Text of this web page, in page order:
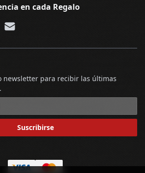
en cada Regalo
Email
newsletter para recibir las últimas
electrónico
Suscribirse